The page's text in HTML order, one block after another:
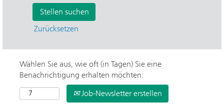
Zurücksetzen
Wählen Sie aus, wie oft (in Tagen) Sie eine
Benachrichtigung erhalten möchten:
Job-Newsletter erstellen